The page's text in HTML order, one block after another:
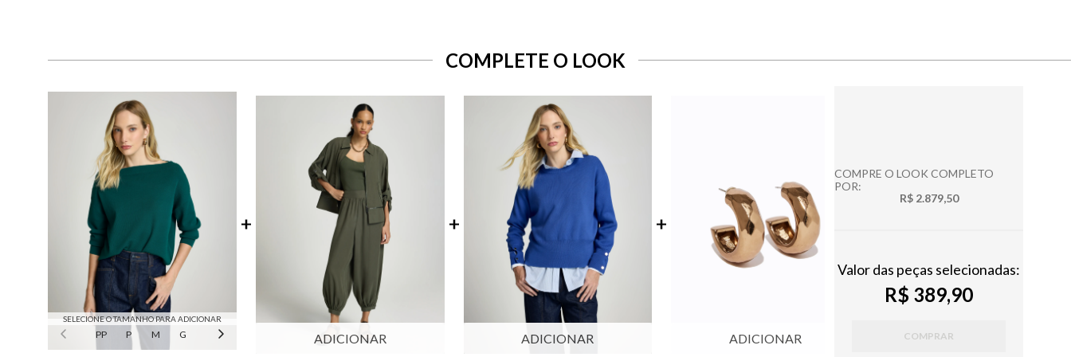
COMPLETE O LOOK
SELECIONE O TAMANHO PARA ADICIONAR
PP P M G ADICIONAR ADICIONAR ADICIONAR ADICIONAR
COMPRE O LOOK COMPLETO
POR:
R$ 2.879,50
Valor das peças selecionadas:
R$ 389,90
COMPRAR